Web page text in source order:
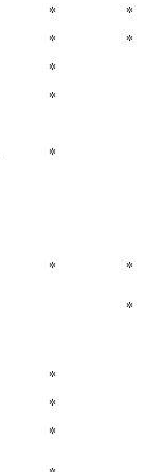
*
*
*
*
*
*
*
*
*
*
*
*
*